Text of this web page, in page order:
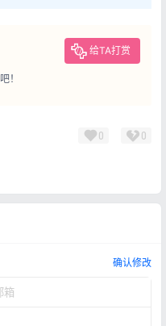
给TA打赏
！
0 0
确认修改